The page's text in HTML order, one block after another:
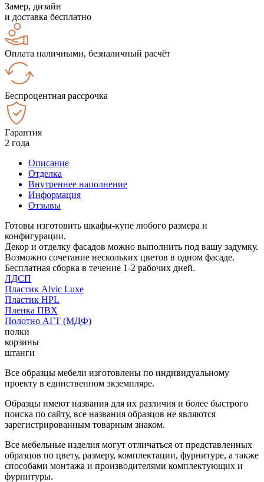
Замер, дизайн
и доставка бесплатно
Оплата наличными, безналичный расчёт
Беспроцентная рассрочка
Гарантия
2 года
Описание
Отделка
Внутреннее наполнение
Информация
Отзывы
Готовы изготовить шкафы-купе любого размера и
конфигурации.
Декор и отделку фасадов можно выполнить под вашу задумку.
Возможно сочетание нескольких цветов в одном фасаде.
Бесплатная сборка в течение 1-2 рабочих дней.
ЛДСП
Пластик Alvic Luxe
Пластик HPL
Пленка ПВХ
Полотно АГТ (МДФ)
полки
корзины
штанги
Все образцы мебели изготовлены по индивидуальному
проекту в единственном экземпляре.
Образцы имеют названия для их различия и более быстрого
поиска по сайту, все названия образцов не являются
зарегистрированным товарным знаком.
Все мебельные изделия могут отличаться от представленных
образцов по цвету, размеру, комплектации, фурнитуре, а также
способами монтажа и производителями комплектующих и
фурнитуры.